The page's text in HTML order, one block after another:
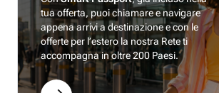
tua offerta, puoi chiamare e navigare
appena arrivi a destinazione e con le
offerte per l’estero la nostra Rete ti
accompagna in oltre 200 Paesi.